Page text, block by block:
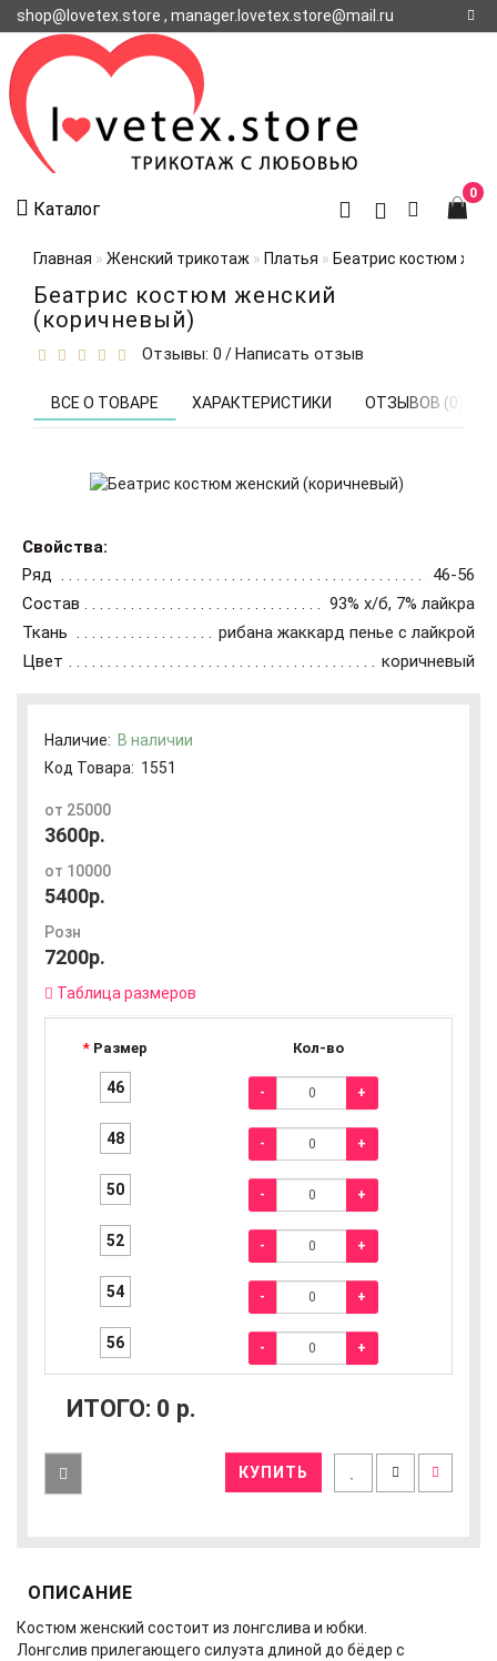
shop@lovetex.store , manager.lovetex.store@mail.ru
КОНТАКТЫ
О
Каталог
0
Главная Женский трикотаж Платья Беатрис костюм
Беатрис костюм женский
(коричневый)
Отзывы: 0 /Написать отзыв
ВСЕ О ТОВАРЕ ХАРАКТЕРИСТИКИ ОТЗЫВОВ (0)
Свойства:
Ряд
46-56
Состав
93% х/б, 7% лайкра
Ткань
рибана жаккард пенье с лайкрой
Цвет
коричневый
Наличие: В наличии
Код Товара: 1551
от 25000
3600р.
от 10000
5400р.
Розн
7200р.
Таблица размеров
Размер Кол-во
46 - +
48 - +
50 - +
52 - +
54 - +
56 - +
ИТОГО: 0 р.
КУПИТЬ
ОПИСАНИЕ
Костюм женский состоит из лонгслива и юбки.
Лонгслив прилегающего силуэта длиной до бёдер с